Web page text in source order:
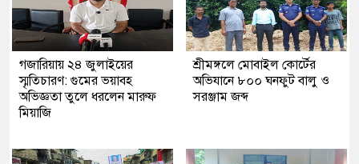
গজারিয়ায় ২৪ জুলাইয়ের
স্মৃতিচারণ: গুমের ভয়াবহ
অভিজ্ঞতা তুলে ধরলেন মারুফ
মিয়াজি
শ্রীমঙ্গলে মোবাইল কোর্টের
অভিযানে ৮০০ ঘনফুট বালু ও
সরঞ্জাম জব্দ